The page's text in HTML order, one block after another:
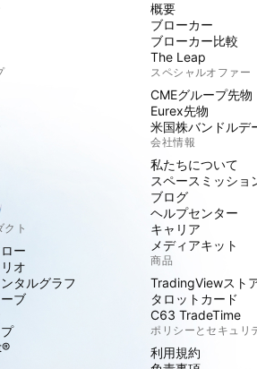
クト
ー
オ
タルグラフ
ブ
概要
ブローカー
ブローカー比較
The Leap
スペシャルオファー
CMEグループ先物
Eurex先物
米国株バンドルデ
会社情報
私たちについて
スペースミッショ
ブログ
ヘルプセンター
キャリア
メディアキット
商品
TradingViewスト
タロットカード
C63 TradeTime
ポリシーとセキュリ
利用規約